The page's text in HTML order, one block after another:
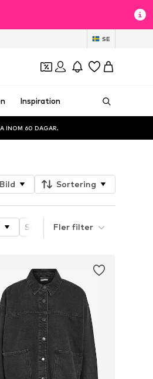
SE
Inspiration
INOM 60 DAGAR.
Bild Sortering
Specialstorlekar
Fler filter